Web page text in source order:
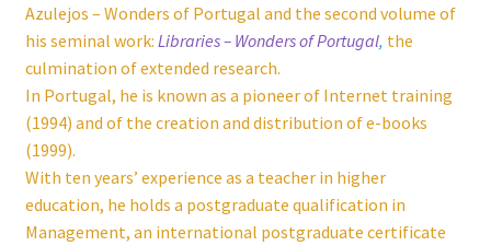
Azulejos – Wonders of Portugal and the second volume of
his seminal work: Libraries – Wonders of Portugal, the
culmination of extended research.
In Portugal, he is known as a pioneer of Internet training
(1994) and of the creation and distribution of e-books
(1999).
With ten years’ experience as a teacher in higher
education, he holds a postgraduate qualification in
Management, an international postgraduate certificate